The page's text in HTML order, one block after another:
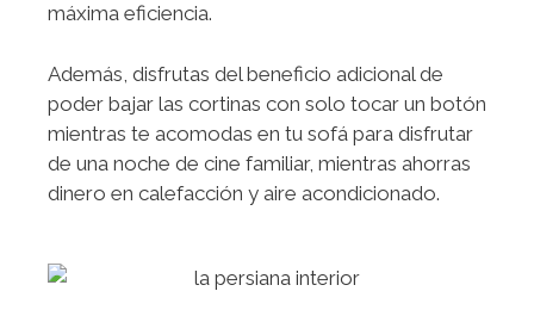
máxima eficiencia.
Además, disfrutas del beneficio adicional de
poder bajar las cortinas con solo tocar un botón
mientras te acomodas en tu sofá para disfrutar
de una noche de cine familiar, mientras ahorras
dinero en calefacción y aire acondicionado.